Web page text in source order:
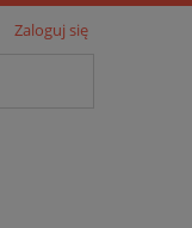
Zaloguj się